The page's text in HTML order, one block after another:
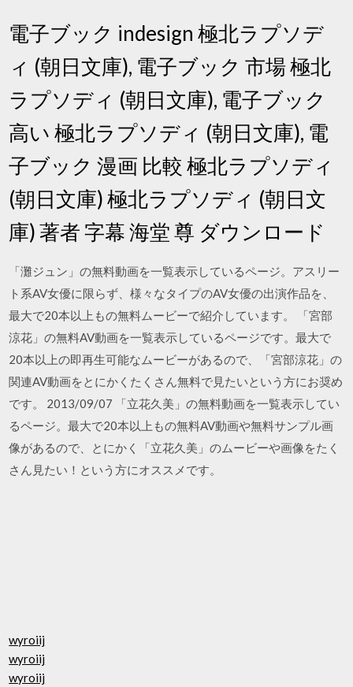
電子ブック indesign 極北ラプソデ
ィ (朝日文庫), 電子ブック 市場 極北
ラプソディ (朝日文庫), 電子ブック
高い 極北ラプソディ (朝日文庫), 電
子ブック 漫画 比較 極北ラプソディ
(朝日文庫) 極北ラプソディ (朝日文
庫) 著者 字幕 海堂 尊 ダウンロード
「灘ジュン」の無料動画を一覧表示しているページ。アスリー
ト系AV女優に限らず、様々なタイプのAV女優の出演作品を、
最大で20本以上もの無料ムービーで紹介しています。 「宮部
涼花」の無料AV動画を一覧表示しているページです。最大で
20本以上の即再生可能なムービーがあるので、「宮部涼花」の
関連AV動画をとにかくたくさん無料で見たいという方にお奨め
です。 2013/09/07 「立花久美」の無料動画を一覧表示してい
るページ。最大で20本以上もの無料AV動画や無料サンプル画
像があるので、とにかく「立花久美」のムービーや画像をたく
さん見たい！という方にオススメです。
wyroiij
wyroiij
wyroiij